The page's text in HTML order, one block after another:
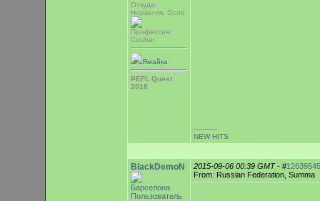
Откуда:
Норвегия, Осло
Профессия:
Couber
Ямайка
PEFL Quest
2018
-----------
NEW HITS
BlackDemoN
Барселона
Пользователь
2015-09-06 00:39 GMT- #12639545
From: Russian Federation, Summa